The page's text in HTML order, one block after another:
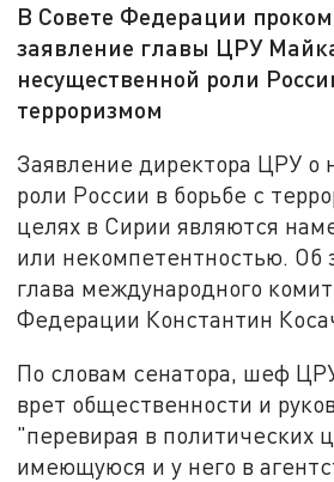
В Совете Федерации
заявление главы ЦРУ
несущественной роли
терроризмом
Заявление директора ЦРУ о
роли России в борьбе с
целях в Сирии являются
или некомпетентностью. Об
глава международного
Федерации Константин
По словам сенатора, шеф
врет общественности и
"перевирая в политических
имеющуюся и у него в